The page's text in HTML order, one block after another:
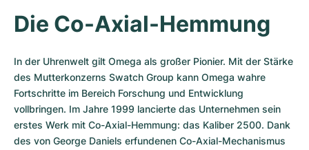
Die Co-Axial-Hemmung
In der Uhrenwelt gilt Omega als großer Pionier. Mit der Stärke
des Mutterkonzerns Swatch Group kann Omega wahre
Fortschritte im Bereich Forschung und Entwicklung
vollbringen. Im Jahre 1999 lancierte das Unternehmen sein
erstes Werk mit Co-Axial-Hemmung: das Kaliber 2500. Dank
des von George Daniels erfundenen Co-Axial-Mechanismus